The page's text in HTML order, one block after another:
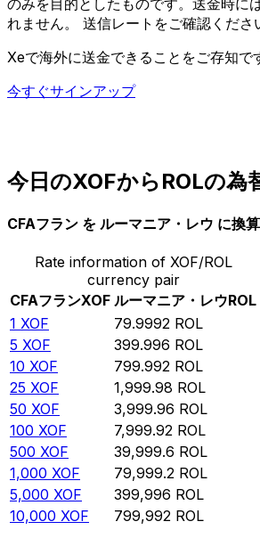
のみを目的としたものです。送金時に
れません。 送信レートをご確認くださ
Xeで海外に送金できることをご存知で
今すぐサインアップ
今日のXOFからROLの為
CFAフラン を ルーマニア・レウ に換
Rate information of XOF/ROL
currency pair
CFAフランXOF ルーマニア・レウROL
1 XOF 79.9992 ROL
5 XOF 399.996 ROL
10 XOF 799.992 ROL
25 XOF 1,999.98 ROL
50 XOF 3,999.96 ROL
100 XOF 7,999.92 ROL
500 XOF 39,999.6 ROL
1,000 XOF 79,999.2 ROL
5,000 XOF 399,996 ROL
10,000 XOF 799,992 ROL